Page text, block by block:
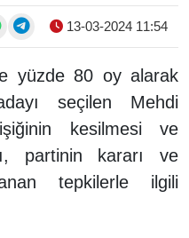
13-03-2024 11:54
yüzde 80 oy alarak
seçilen Mehdi
kesilmesi ve
partinin kararı ve
tepkilerle ilgili